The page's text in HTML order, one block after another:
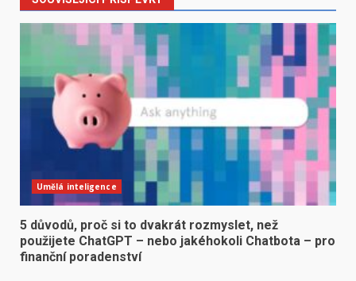
Umělá inteligence
5 důvodů, proč si to dvakrát rozmyslet, než
použijete ChatGPT – nebo jakéhokoli Chatbota – pro
finanční poradenství